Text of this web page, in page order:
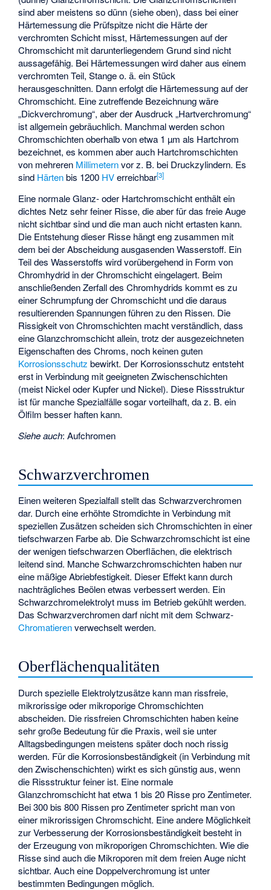
sind aber meistens so dünn (siehe oben), dass bei einer
Härtemessung die Prüfspitze nicht die Härte der
verchromten Schicht misst, Härtemessungen auf der
Chromschicht mit darunterliegendem Grund sind nicht
aussagefähig. Bei Härtemessungen wird daher aus einem
verchromten Teil, Stange o. ä. ein Stück
herausgeschnitten. Dann erfolgt die Härtemessung auf der
Chromschicht. Eine zutreffende Bezeichnung wäre
„Dickverchromung“, aber der Ausdruck „Hartverchromung“
ist allgemein gebräuchlich. Manchmal werden schon
Chromschichten oberhalb von etwa 1 µm als Hartchrom
bezeichnet, es kommen aber auch Hartchromschichten
von mehreren Millimeternvor z. B. bei Druckzylindern. Es
sind Härtenbis 1200 HVerreichbar[3]
Eine normale Glanz- oder Hartchromschicht enthält ein
dichtes Netz sehr feiner Risse, die aber für das freie Auge
nicht sichtbar sind und die man auch nicht ertasten kann.
Die Entstehung dieser Risse hängt eng zusammen mit
dem bei der Abscheidung ausgasenden Wasserstoff. Ein
Teil des Wasserstoffs wird vorübergehend in Form von
Chromhydrid in der Chromschicht eingelagert. Beim
anschließenden Zerfall des Chromhydrids kommt es zu
einer Schrumpfung der Chromschicht und die daraus
resultierenden Spannungen führen zu den Rissen. Die
Rissigkeit von Chromschichten macht verständlich, dass
eine Glanzchromschicht allein, trotz der ausgezeichneten
Eigenschaften des Chroms, noch keinen guten
Korrosionsschutz bewirkt. Der Korrosionsschutz entsteht
erst in Verbindung mit geeigneten Zwischenschichten
(meist Nickel oder Kupfer und Nickel). Diese Rissstruktur
ist für manche Spezialfälle sogar vorteilhaft, da z. B. ein
Ölfilm besser haften kann.
Siehe auch:Aufchromen
Schwarzverchromen
Einen weiteren Spezialfall stellt das Schwarzverchromen
dar. Durch eine erhöhte Stromdichte in Verbindung mit
speziellen Zusätzen scheiden sich Chromschichten in einer
tiefschwarzen Farbe ab. Die Schwarzchromschicht ist eine
der wenigen tiefschwarzen Oberflächen, die elektrisch
leitend sind. Manche Schwarzchromschichten haben nur
eine mäßige Abriebfestigkeit. Dieser Effekt kann durch
nachträgliches Beölen etwas verbessert werden. Ein
Schwarzchromelektrolyt muss im Betrieb gekühlt werden.
Das Schwarzverchromen darf nicht mit dem Schwarz-
Chromatierenverwechselt werden.
Oberflächenqualitäten
Durch spezielle Elektrolytzusätze kann man rissfreie,
mikrorissige oder mikroporige Chromschichten
abscheiden. Die rissfreien Chromschichten haben keine
sehr große Bedeutung für die Praxis, weil sie unter
Alltagsbedingungen meistens später doch noch rissig
werden. Für die Korrosionsbeständigkeit (in Verbindung mit
den Zwischenschichten) wirkt es sich günstig aus, wenn
die Rissstruktur feiner ist. Eine normale
Glanzchromschicht hat etwa 1 bis 20 Risse pro Zentimeter.
Bei 300 bis 800 Rissen pro Zentimeter spricht man von
einer mikrorissigen Chromschicht. Eine andere Möglichkeit
zur Verbesserung der Korrosionsbeständigkeit besteht in
der Erzeugung von mikroporigen Chromschichten. Wie die
Risse sind auch die Mikroporen mit dem freien Auge nicht
sichtbar. Auch eine Doppelverchromung ist unter
bestimmten Bedingungen möglich.